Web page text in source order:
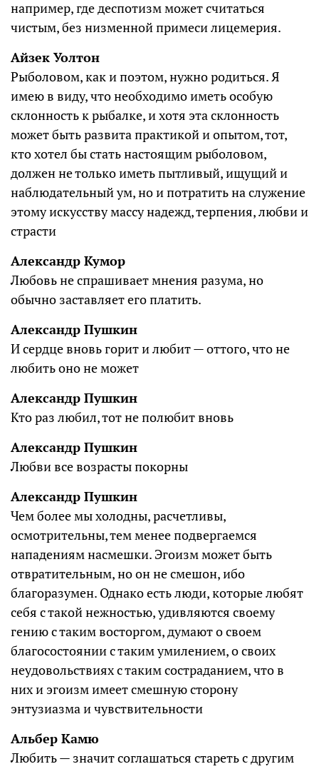
например, где деспотизм может считаться
чистым, без низменной примеси лицемерия.
Айзек Уолтон
Рыболовом, как и поэтом, нужно родиться. Я
имею в виду, что необходимо иметь особую
склонность к рыбалке, и хотя эта склонность
может быть развита практикой и опытом, тот,
кто хотел бы стать настоящим рыболовом,
должен не только иметь пытливый, ищущий и
наблюдательный ум, но и потратить на служение
этому искусству массу надежд, терпения, любви и
страсти
Александр Кумор
Любовь не спрашивает мнения разума, но
обычно заставляет его платить.
Александр Пушкин
И сердце вновь горит и любит — оттого, что не
любить оно не может
Александр Пушкин
Кто раз любил, тот не полюбит вновь
Александр Пушкин
Любви все возрасты покорны
Александр Пушкин
Чем более мы холодны, расчетливы,
осмотрительны, тем менее подвергаемся
нападениям насмешки. Эгоизм может быть
отвратительным, но он не смешон, ибо
благоразумен. Однако есть люди, которые любят
себя с такой нежностью, удивляются своему
гению с таким восторгом, думают о своем
благосостоянии с таким умилением, о своих
неудовольствиях с таким состраданием, что в
них и эгоизм имеет смешную сторону
энтузиазма и чувствительности
Альбер Камю
Любить — значит соглашаться стареть с другим